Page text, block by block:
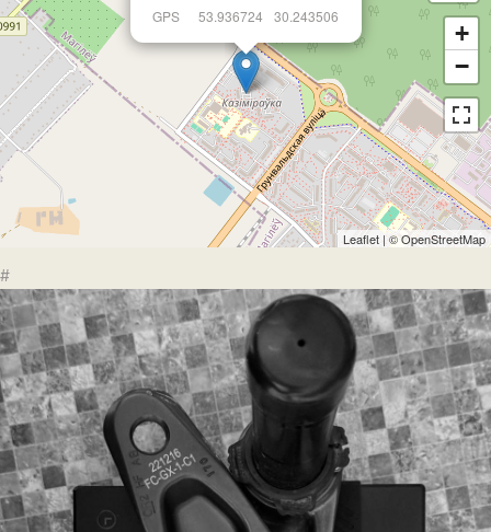
GPS
53.936724 30.243506
+
−
Leaflet | ©OpenStreetMap
#